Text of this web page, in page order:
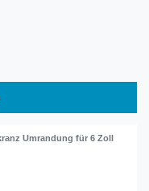
Umrandung für 6 Zoll